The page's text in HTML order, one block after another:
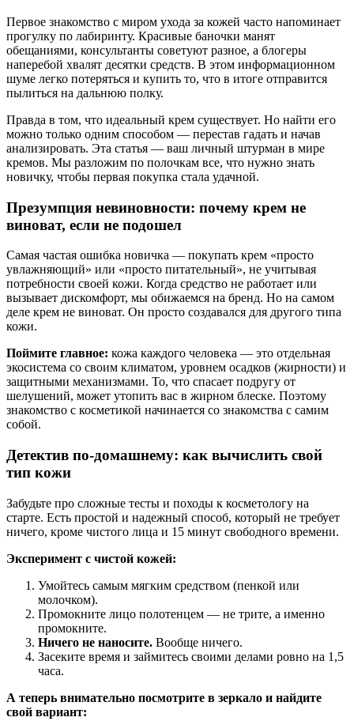
Первое знакомство с миром ухода за кожей часто напоминает
прогулку по лабиринту. Красивые баночки манят
обещаниями, консультанты советуют разное, а блогеры
наперебой хвалят десятки средств. В этом информационном
шуме легко потеряться и купить то, что в итоге отправится
пылиться на дальнюю полку.
Правда в том, что идеальный крем существует. Но найти его
можно только одним способом — перестав гадать и начав
анализировать. Эта статья — ваш личный штурман в мире
кремов. Мы разложим по полочкам все, что нужно знать
новичку, чтобы первая покупка стала удачной.
Презумпция невиновности: почему крем не
виноват, если не подошел
Самая частая ошибка новичка — покупать крем «просто
увлажняющий» или «просто питательный», не учитывая
потребности своей кожи. Когда средство не работает или
вызывает дискомфорт, мы обижаемся на бренд. Но на самом
деле крем не виноват. Он просто создавался для другого типа
кожи.
Поймите главное: кожа каждого человека — это отдельная
экосистема со своим климатом, уровнем осадков (жирности) и
защитными механизмами. То, что спасает подругу от
шелушений, может утопить вас в жирном блеске. Поэтому
знакомство с косметикой начинается со знакомства с самим
собой.
Детектив по-домашнему: как вычислить свой
тип кожи
Забудьте про сложные тесты и походы к косметологу на
старте. Есть простой и надежный способ, который не требует
ничего, кроме чистого лица и 15 минут свободного времени.
Эксперимент с чистой кожей:
Умойтесь самым мягким средством (пенкой или
молочком).
Промокните лицо полотенцем — не трите, а именно
промокните.
Ничего не наносите. Вообще ничего.
Засеките время и займитесь своими делами ровно на 1,5
часа.
А теперь внимательно посмотрите в зеркало и найдите
свой вариант: